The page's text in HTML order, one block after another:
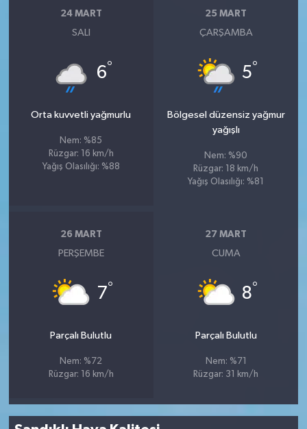
24 MART
SALI
6°
Orta kuvvetli yağmurlu
Nem: %85
Rüzgar: 16 km/h
Yağış Olasılığı: %88
25 MART
ÇARŞAMBA
5°
Bölgesel düzensiz yağmur
yağışlı
Nem: %90
Rüzgar: 18 km/h
Yağış Olasılığı: %81
26 MART
PERŞEMBE
7°
Parçalı Bulutlu
Nem: %72
Rüzgar: 16 km/h
27 MART
CUMA
8°
Parçalı Bulutlu
Nem: %71
Rüzgar: 31 km/h